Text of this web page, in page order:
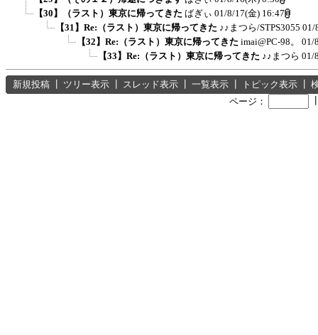
【30】（ラスト）東京に帰ってきた ばぎぃ 01/8/17(金) 16:47
【31】Re:（ラスト）東京に帰ってきた ♪♪まつら/STPS3055 01/
【32】Re:（ラスト）東京に帰ってきた imai@PC-98。 01/
【33】Re:（ラスト）東京に帰ってきた ♪♪まつら 01/
新規投稿 ツリー表示 スレッド表示 一覧表示 トピック表示
ページ：